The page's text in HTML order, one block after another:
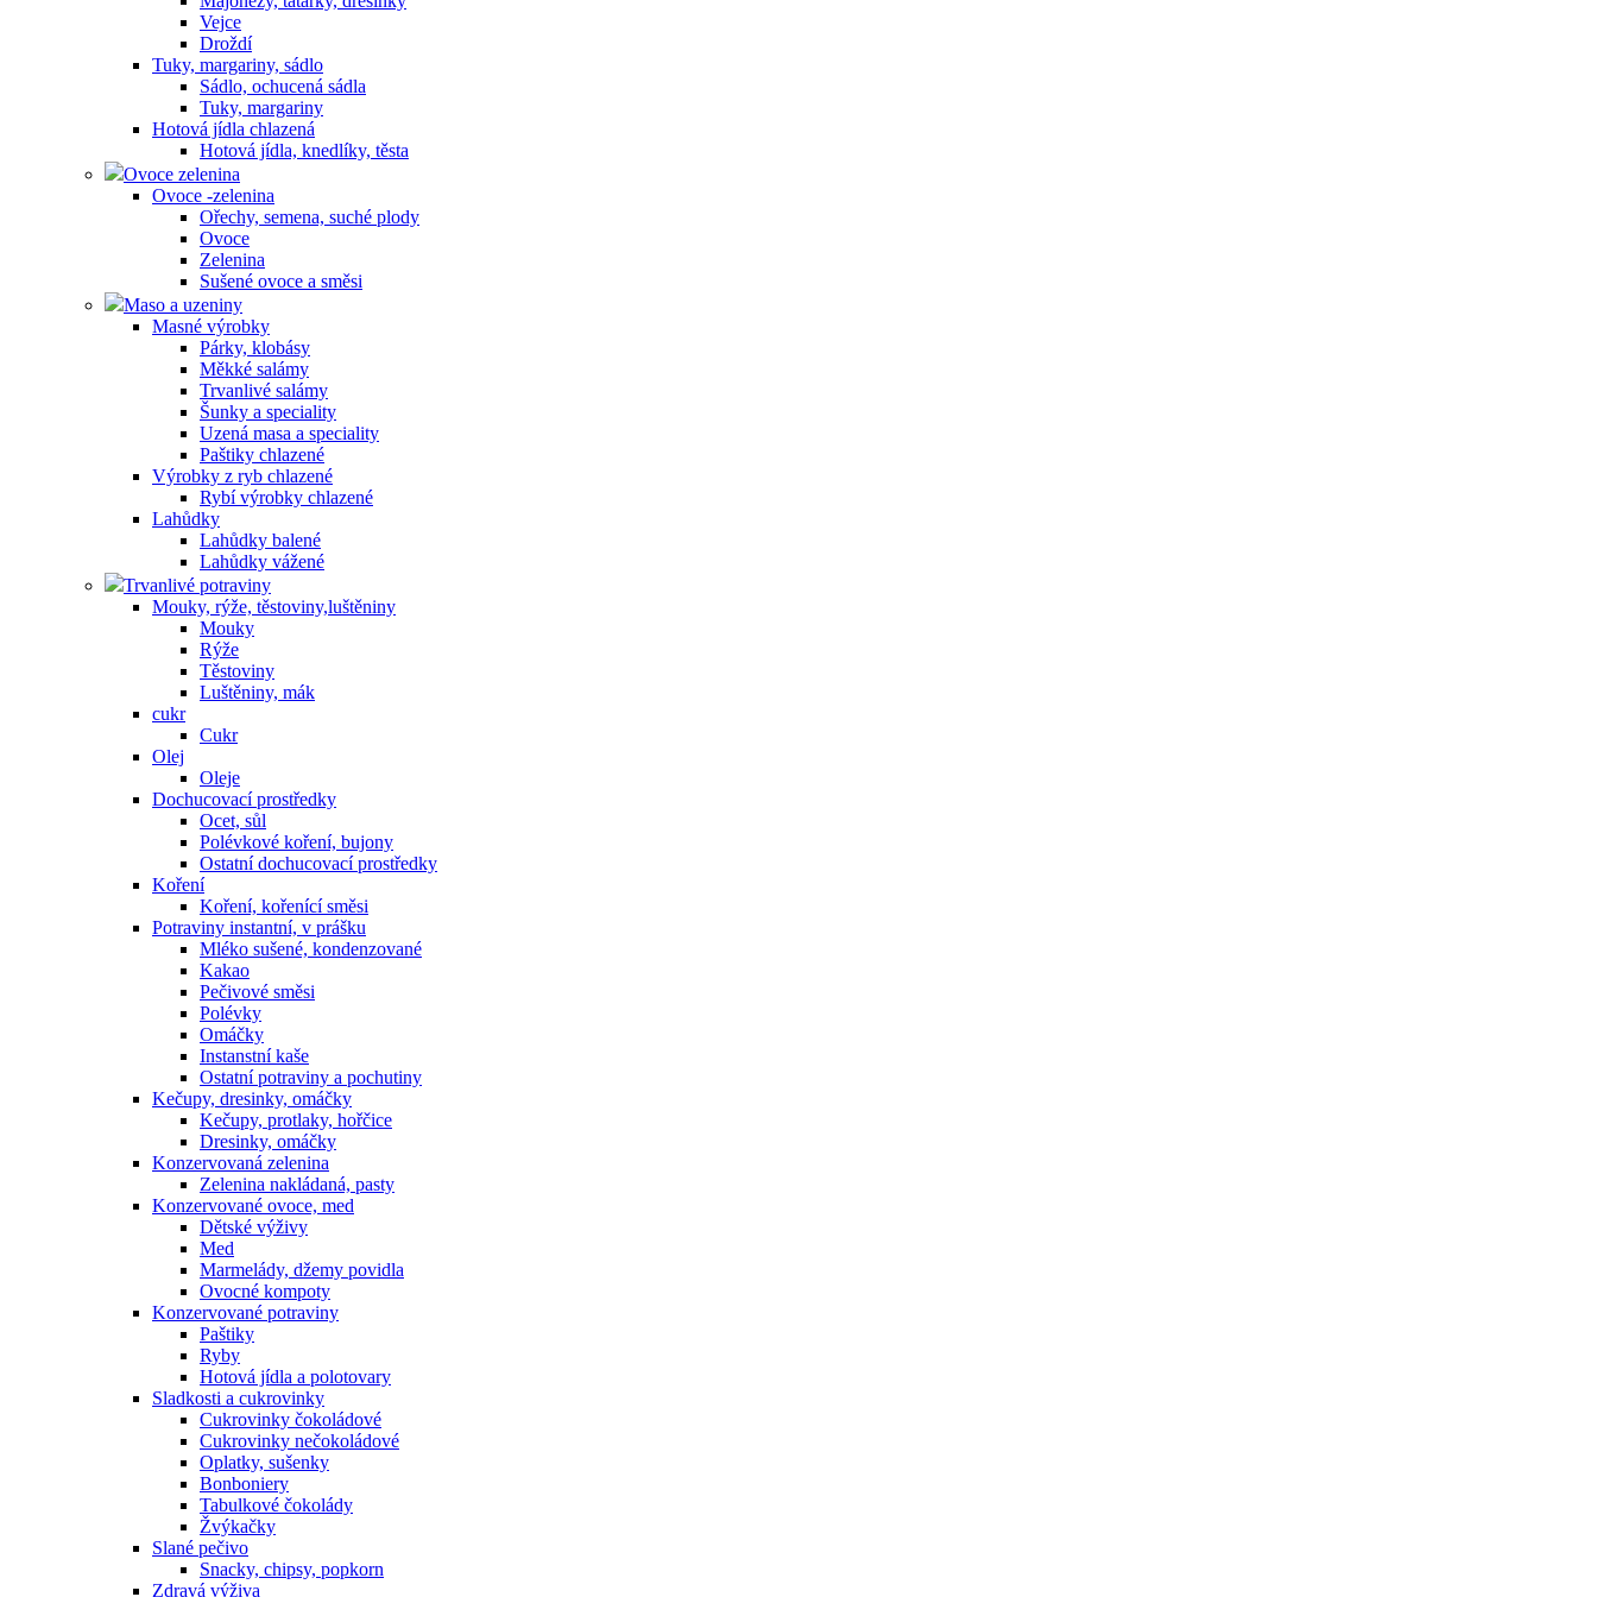
Vejce
Droždí
Tuky, margariny, sádlo
Sádlo, ochucená sádla
Tuky, margariny
Hotová jídla chlazená
Hotová jídla, knedlíky, těsta
Ovoce zelenina
Ovoce -zelenina
Ořechy, semena, suché plody
Ovoce
Zelenina
Sušené ovoce a směsi
Maso a uzeniny
Masné výrobky
Párky, klobásy
Měkké salámy
Trvanlivé salámy
Šunky a speciality
Uzená masa a speciality
Paštiky chlazené
Výrobky z ryb chlazené
Rybí výrobky chlazené
Lahůdky
Lahůdky balené
Lahůdky vážené
Trvanlivé potraviny
Mouky, rýže, těstoviny,luštěniny
Mouky
Rýže
Těstoviny
Luštěniny, mák
cukr
Cukr
Olej
Oleje
Dochucovací prostředky
Ocet, sůl
Polévkové koření, bujony
Ostatní dochucovací prostředky
Koření
Koření, kořenící směsi
Potraviny instantní, v prášku
Mléko sušené, kondenzované
Kakao
Pečivové směsi
Polévky
Omáčky
Instanstní kaše
Ostatní potraviny a pochutiny
Kečupy, dresinky, omáčky
Kečupy, protlaky, hořčice
Dresinky, omáčky
Konzervovaná zelenina
Zelenina nakládaná, pasty
Konzervované ovoce, med
Dětské výživy
Med
Marmelády, džemy povidla
Ovocné kompoty
Konzervované potraviny
Paštiky
Ryby
Hotová jídla a polotovary
Sladkosti a cukrovinky
Cukrovinky čokoládové
Cukrovinky nečokoládové
Oplatky, sušenky
Bonboniery
Tabulkové čokolády
Žvýkačky
Slané pečivo
Snacky, chipsy, popkorn
Zdravá výživa